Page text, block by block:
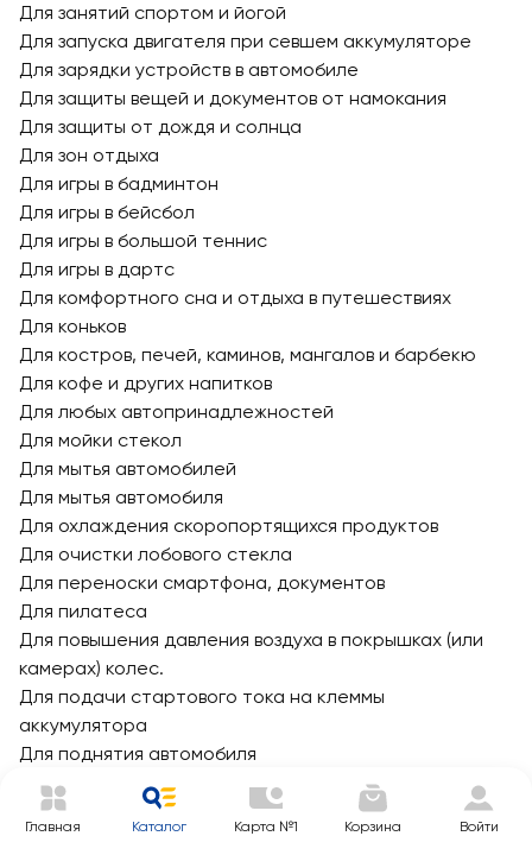
Для занятий спортом и йогой
Для запуска двигателя при севшем аккумуляторе
Для зарядки устройств в автомобиле
Для защиты вещей и документов от намокания
Для защиты от дождя и солнца
Для зон отдыха
Для игры в бадминтон
Для игры в бейсбол
Для игры в большой теннис
Для игры в дартс
Для комфортного сна и отдыха в путешествиях
Для коньков
Для костров, печей, каминов, мангалов и барбекю
Для кофе и других напитков
Для любых автопринадлежностей
Для мойки стекол
Для мытья автомобилей
Для мытья автомобиля
Для охлаждения скоропортящихся продуктов
Для очистки лобового стекла
Для переноски смартфона, документов
Для пилатеса
Для повышения давления воздуха в покрышках (или
камерах) колес.
Для подачи стартового тока на клеммы
аккумулятора
Для поднятия автомобиля
Для походов
Для приготовления блюд
Для принятия душа на даче и в походах
Главная Каталог Карта №1 Корзина Войти